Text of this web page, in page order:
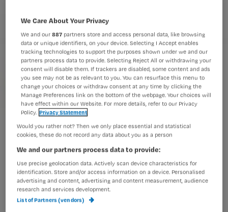
Gestart met een nieuwe baan?
We Care About Your Privacy
We and our887 partners store and access personal data, like browsing
data or unique identifiers, on your device. Selecting I Accept enables
tracking technologies to support the purposes shown under we and our
partners process data to provide. Selecting Reject All or withdrawing your
consent will disable them. If trackers are disabled, some content and ads
you see may not be as relevant to you. You can resurface this menu to
change your choices or withdraw consent at any time by clicking the
Manage Preferences link on the bottom of the webpage. Your choices will
have effect within our Website. For more details, refer to our Privacy
Policy. Privacy Statement
Would you rather not? Then we only place essential and statistical
cookies, these do not record any data about you as a person
We and our partners process data to provide:
Use precise geolocation data. Actively scan device characteristics for
identification. Store and/or access information on a device. Personalised
advertising and content, advertising and content measurement, audience
research and services development.
List of Partners (vendors)